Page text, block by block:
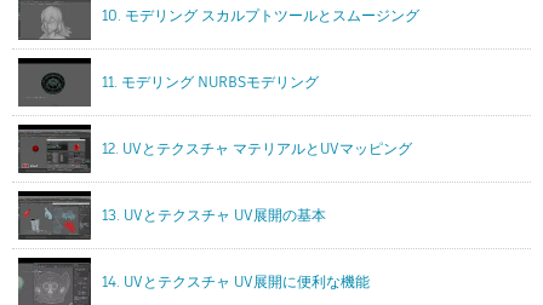
10. モデリング スカルプトツールとスムージング
11. モデリング NURBSモデリング
12. UVとテクスチャ マテリアルとUVマッピング
13. UVとテクスチャ UV展開の基本
14. UVとテクスチャ UV展開に便利な機能